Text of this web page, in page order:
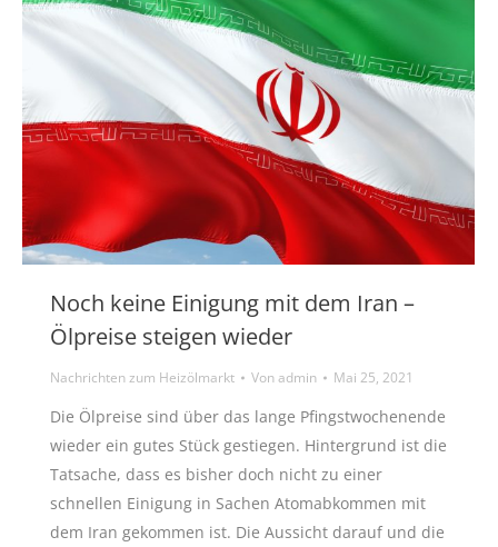
Noch keine Einigung mit dem Iran –
Ölpreise steigen wieder
Nachrichten zum Heizölmarkt Vonadmin Mai 25, 2021
Die Ölpreise sind über das lange Pfingstwochenende
wieder ein gutes Stück gestiegen. Hintergrund ist die
Tatsache, dass es bisher doch nicht zu einer
schnellen Einigung in Sachen Atomabkommen mit
dem Iran gekommen ist. Die Aussicht darauf und die